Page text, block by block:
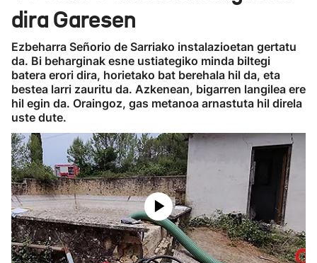
Eguraldia
dira Garesen
Ezbeharra Señorio de Sarriako instalazioetan gertatu
da. Bi beharginak esne ustiategiko minda biltegi
batera erori dira, horietako bat berehala hil da, eta
bestea larri zauritu da. Azkenean, bigarren langilea ere
hil egin da. Oraingoz, gas metanoa arnastuta hil direla
uste dute.